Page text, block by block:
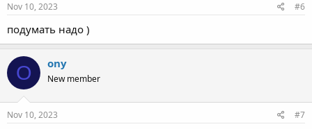
Nov 10, 2023 #6
подумать надо )
O ony
New member
Nov 10, 2023 #7